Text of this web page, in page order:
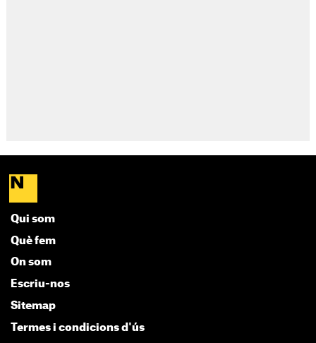
Qui som
Què fem
On som
Escriu-nos
Sitemap
Termes i condicions d'ús